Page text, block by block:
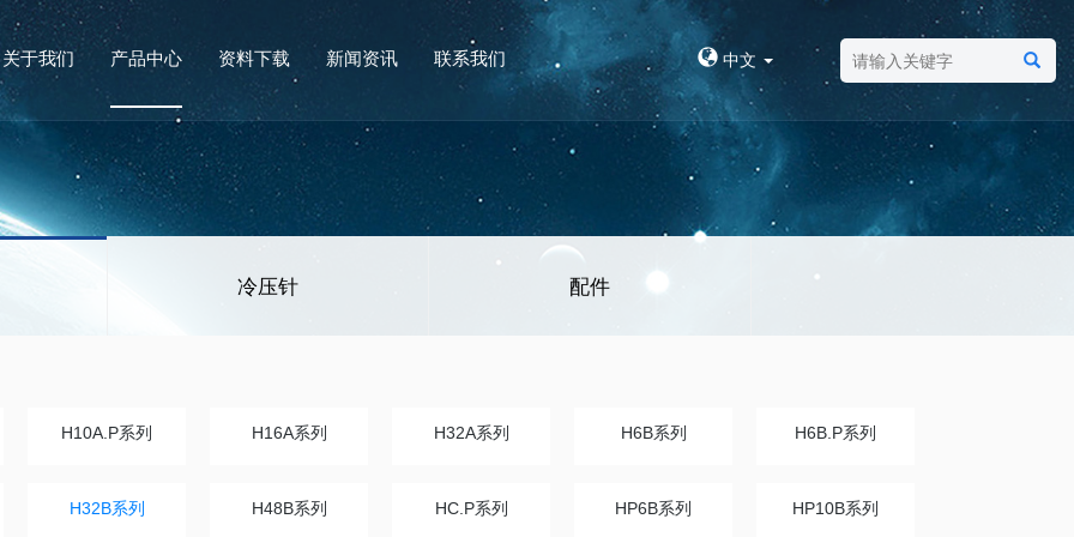
关于我们 产品中心 资料下载 新闻资讯 联系我们 中文
冷压针 配件
H10A.P系列 H16A系列 H32A系列 H6B系列 H6B.P系列
H32B系列 H48B系列 HC.P系列 HP6B系列 HP10B系列